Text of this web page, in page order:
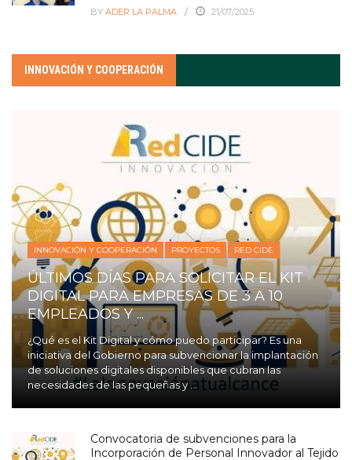
BY ADER LA PALMA 21/07/2025
INNOVACIÓN Y COOPERACIÓN
INNOVACIÓN Y COOPERACIÓN PROYECTOS RED CIDE
ÚLTIMOS DÍAS PARA SOLICITAR EL KIT
DIGITAL PARA EMPRESAS DE 3 A 10
EMPLEADOS Y ...
¿Qué es el Kit Digital y cómo puedo participar? Es una
iniciativa del Gobierno para subvencionar la implantación
de soluciones digitales disponibles que cubran las
necesidades de las pequeñas y ...
Convocatoria de subvenciones para la
Incorporación de Personal Innovador al Tejido